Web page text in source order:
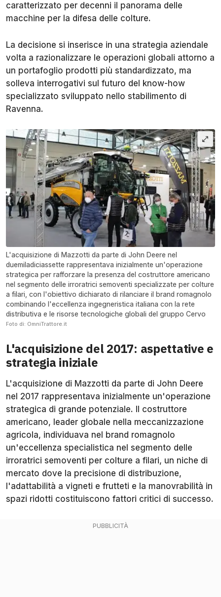
caratterizzato per decenni il panorama delle
macchine per la difesa delle colture.
La decisione si inserisce in una strategia aziendale
volta a razionalizzare le operazioni globali attorno a
un portafoglio prodotti più standardizzato, ma
solleva interrogativi sul futuro del know-how
specializzato sviluppato nello stabilimento di
Ravenna.
L'acquisizione di Mazzotti da parte di John Deere nel
duemiladiciassette rappresentava inizialmente un'operazione
strategica per rafforzare la presenza del costruttore americano
nel segmento delle irroratrici semoventi specializzate per colture
a filari, con l'obiettivo dichiarato di rilanciare il brand romagnolo
combinando l'eccellenza ingegneristica italiana con la rete
distributiva e le risorse tecnologiche globali del gruppo Cervo
Foto di: OmniTrattore.it
L'acquisizione del 2017: aspettative e
strategia iniziale
L'acquisizione di Mazzotti da parte di John Deere
nel 2017 rappresentava inizialmente un'operazione
strategica di grande potenziale. Il costruttore
americano, leader globale nella meccanizzazione
agricola, individuava nel brand romagnolo
un'eccellenza specialistica nel segmento delle
irroratrici semoventi per colture a filari, un niche di
mercato dove la precisione di distribuzione,
l'adattabilità a vigneti e frutteti e la manovrabilità in
spazi ridotti costituiscono fattori critici di successo.